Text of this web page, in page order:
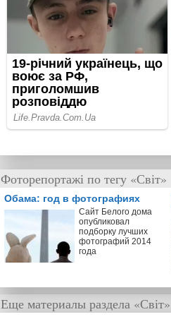
Фоторепортажі по тегу «Світ»
Обама: год в фотографиях
Cайт Белого дома
опубликовал
подборку лучших
фотографий 2014
года
Еще материалы раздела «Світ»